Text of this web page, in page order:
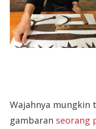
Wajahnya mungkin
gambaran seorang